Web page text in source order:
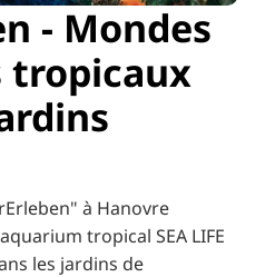
- Mondes
tropicaux
à Hanovre
tropical SEA LIFE
les jardins de